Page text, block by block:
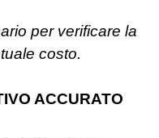
per verificare la
costo.
ACCURATO